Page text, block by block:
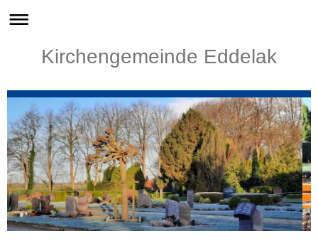
Kirchengemeinde Eddelak